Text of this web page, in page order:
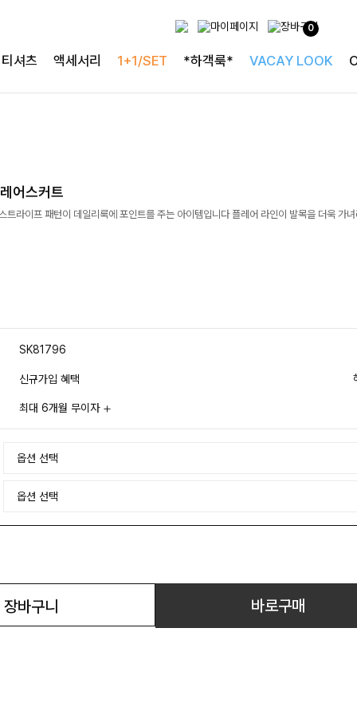
0
티셔츠 액세서리 1+1/SET *하객룩* VACAY LOOK
어스커트
라이프 패턴이 데일리룩에 포인트를 주는 아이템입니다 플레어 라인이 발목을 더욱 가
SK81796
신규가입 혜택
최대 6개월 무이자
장바구니 바로구매